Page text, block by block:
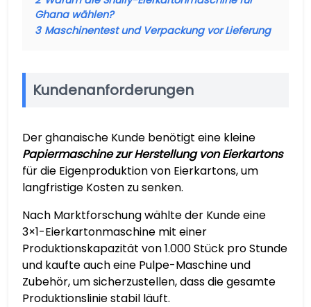
Ghana wählen?
3 Maschinentest und Verpackung vor Lieferung
Kundenanforderungen
Der ghanaische Kunde benötigt eine kleine
Papiermaschine zur Herstellung von Eierkartons
für die Eigenproduktion von Eierkartons, um
langfristige Kosten zu senken.
Nach Marktforschung wählte der Kunde eine
3×1-Eierkartonmaschine mit einer
Produktionskapazität von 1.000 Stück pro Stunde
und kaufte auch eine Pulpe-Maschine und
Zubehör, um sicherzustellen, dass die gesamte
Produktionslinie stabil läuft.